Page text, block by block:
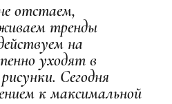
отстаем,
тренды
на
уходят в
Сегодня
к максимальной